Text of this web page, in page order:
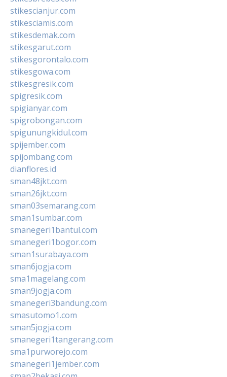
stikescianjur.com
stikesciamis.com
stikesdemak.com
stikesgarut.com
stikesgorontalo.com
stikesgowa.com
stikesgresik.com
spigresik.com
spigianyar.com
spigrobongan.com
spigunungkidul.com
spijember.com
spijombang.com
dianflores.id
sman48jkt.com
sman26jkt.com
sman03semarang.com
sman1sumbar.com
smanegeri1bantul.com
smanegeri1bogor.com
sman1surabaya.com
sman6jogja.com
sma1magelang.com
sman9jogja.com
smanegeri3bandung.com
smasutomo1.com
sman5jogja.com
smanegeri1tangerang.com
sma1purworejo.com
smanegeri1jember.com